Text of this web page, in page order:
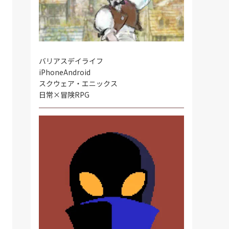
バリアスデイライフ
iPhoneAndroid
スクウェア・エニックス
日常×冒険RPG